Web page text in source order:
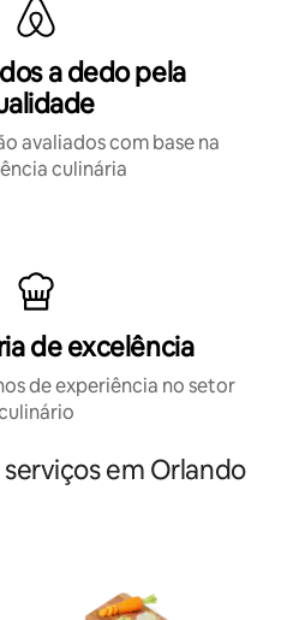
a dedo pela
avaliados com base na
culinária
de excelência
de experiência no setor
em Orlando